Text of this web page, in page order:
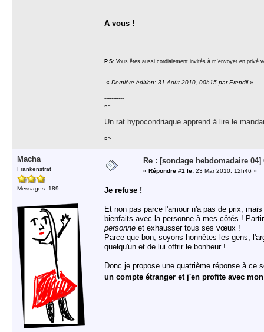
A vous !
P.S: Vous êtes aussi cordialement invités à m'envoyer en privé
« Dernière édition: 31 Août 2010, 00h15 par Erendil»
-----------
¤~
Un rat hypocondriaque apprend à lire le
¤~
Macha
Frankenstrat
Messages: 189
Re : [sondage hebdomadaire 04]
« Répondre #1 le: 23 Mar 2010, 12h46 »
Je refuse !
Et non pas parce l'amour n'a pas de prix,
bienfaits avec la personne à mes côtés !
personne et exhausser tous ses vœux !
Parce que bon, soyons honnêtes les gens,
quelqu'un et de lui offrir le bonheur !
Donc je propose une quatrième réponse à ce
un compte étranger et j'en profite avec